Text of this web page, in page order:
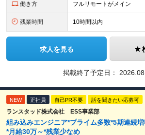
働き方 フルリモートがメイン
残業時間 10時間以内
求人を見る
掲載終了予定日：
NEW 正社員 自己PR不要 話を聞きたい応募可
ランスタッド株式会社 ESS事業部
組み込みエンジニア*プライム多数*5期連続
*月給30万～*残業少なめ